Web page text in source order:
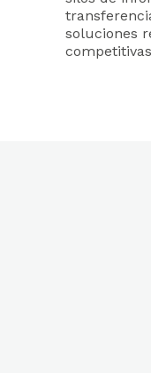
soluciones